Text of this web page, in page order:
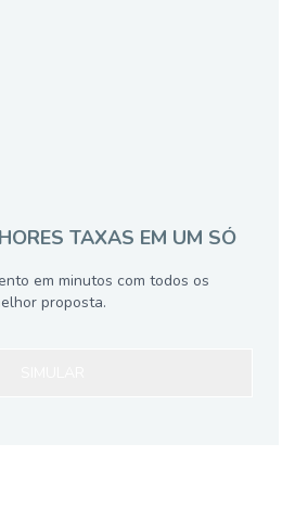
TAXAS EM UM SÓ
em minutos com todos os
proposta.